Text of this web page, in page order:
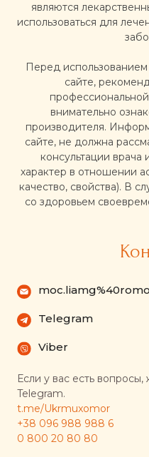
являются
использоваться для
Перед
сайте,
внимательно
производителя.
сайте, не должна
консультации врача
характер в отношении
качество, свойства). В
со здоровьем
Telegram
Viber
Если у вас есть вопросы,
Telegram.
t.me/Ukrmuxomor
+38 096 988 988 6
0 800 20 80 80